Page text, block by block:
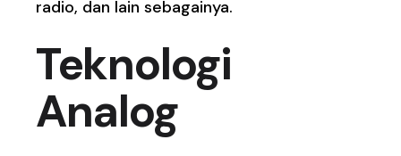
radio, dan lain sebagainya.
Teknologi
Analog